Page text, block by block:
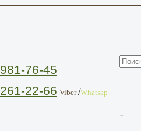
981-76-45
261-22-66 Viber/Whatsap
-